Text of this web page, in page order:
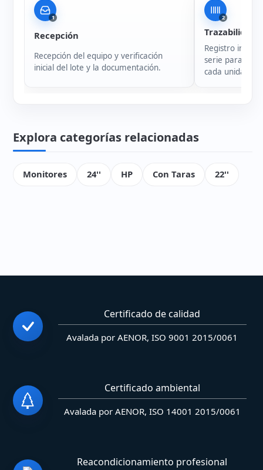
1
Recepción
Recepción del equipo y verificación
inicial del lote y la documentación.
2
Trazabilidad
Registro
serie para
cada unidad.
Explora categorías relacionadas
Monitores 24'' HP Con Taras 22''
Certificado de calidad
Avalada por AENOR, ISO 9001 2015/0061
Certificado ambiental
Avalada por AENOR, ISO 14001 2015/0061
Reacondicionamiento profesional